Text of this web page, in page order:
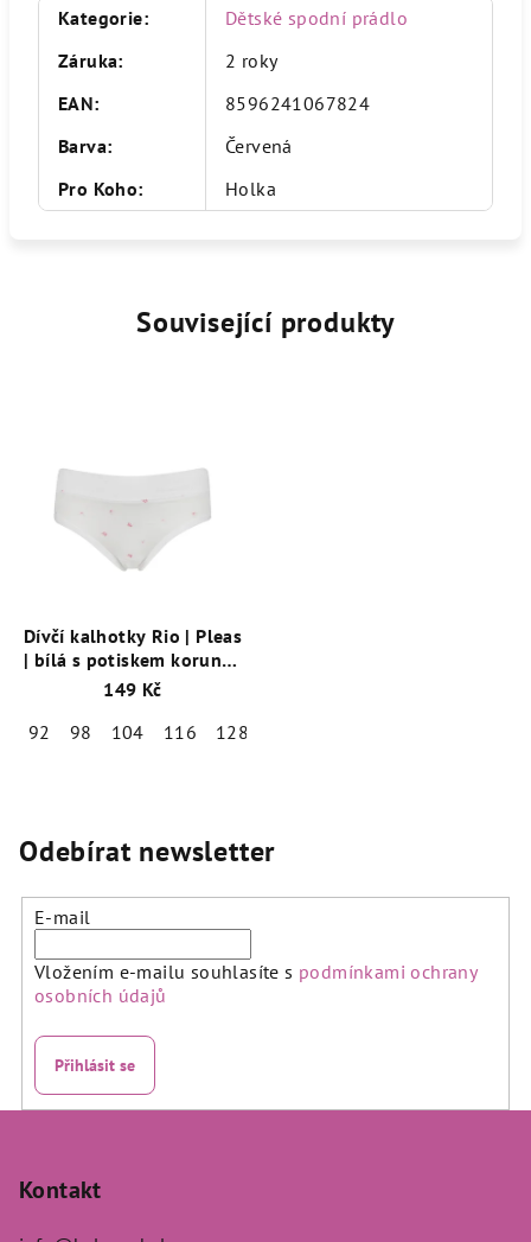
Kategorie:
Dětské spodní prádlo
Záruka:
2 roky
EAN:
8596241067824
Barva:
Červená
Pro Koho: Holka
Související produkty
Dívčí kalhotky Rio | Pleas
| bílá s potiskem korunka
| 182314-100
149 Kč
92
98 104 116 128
Odebírat newsletter
E-mail
Vložením e-mailu souhlasíte s podmínkami ochrany
osobních údajů
Přihlásit se
Kontakt